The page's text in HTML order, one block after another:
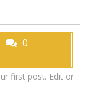
0
first post. Edit or